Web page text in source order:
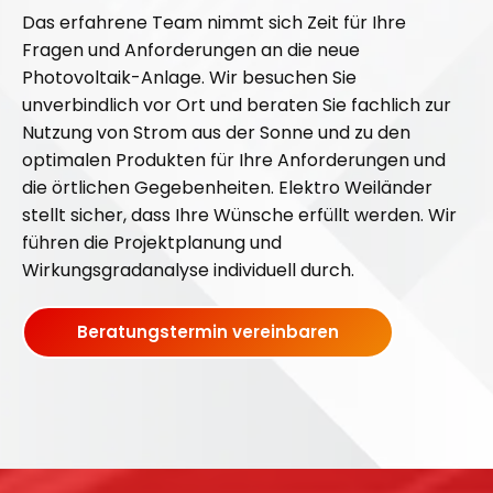
r
f
ü
r
P
V
-
A
n
a
g
W
r
f
ü
r
P
V
-
A
n
a
g
W
Das erfahrene Team nimmt sich Zeit für Ihre
Fragen und Anforderungen an die neue
Photovoltaik-Anlage. Wir besuchen Sie
unverbindlich vor Ort und beraten Sie fachlich zur
Nutzung von Strom aus der Sonne und zu den
optimalen Produkten für Ihre Anforderungen und
die örtlichen Gegebenheiten. Elektro Weiländer
stellt sicher, dass Ihre Wünsche erfüllt werden. Wir
führen die Projektplanung und
Wirkungsgradanalyse individuell durch.
Beratungstermin vereinbaren